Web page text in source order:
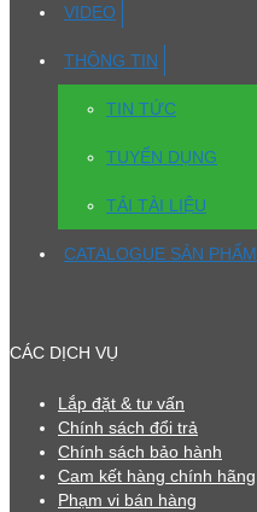
VIDEO
THÔNG TIN
TIN TỨC
TUYỂN DỤNG
TẢI TÀI LIỆU
CATALOGUE SẢN PHẨM
CÁC DỊCH VỤ
Lắp đặt & tư vấn
Chính sách đổi trả
Chính sách bảo hành
Cam kết hàng chính hãng
Phạm vi bán hàng